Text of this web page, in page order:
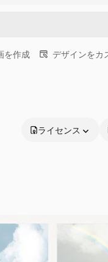
を作成 デザインをカ
ライセンス